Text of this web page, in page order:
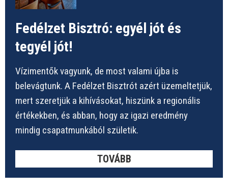
Fedélzet Bisztró: egyél jót és
tegyél jót!
Vízimentők vagyunk, de most valami újba is
belevágtunk. A Fedélzet Bisztrót azért üzemeltetjük,
mert szeretjük a kihívásokat, hiszünk a regionális
értékekben, és abban, hogy az igazi eredmény
mindig csapatmunkából születik.
TOVÁBB